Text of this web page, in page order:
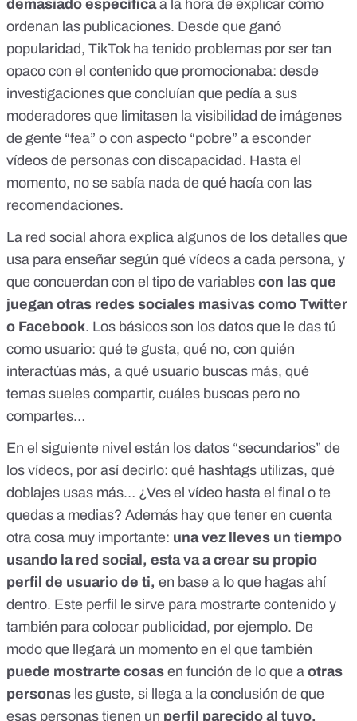
demasiado específicaa la hora de explicar cómo
ordenan las publicaciones. Desde que ganó
popularidad, TikTok ha tenido problemas por ser tan
opaco con el contenido que promocionaba: desde
investigaciones que concluían que pedía a sus
moderadores que limitasen la visibilidad de imágenes
de gente “fea” o con aspecto “pobre” a esconder
vídeos de personas con discapacidad. Hasta el
momento, no se sabía nada de qué hacía con las
recomendaciones.
La red social ahora explica algunos de los detalles que
usa para enseñar según qué vídeos a cada persona, y
que concuerdan con el tipo de variables con las que
juegan otras redes sociales masivas como Twitter
o Facebook. Los básicos son los datos que le das tú
como usuario: qué te gusta, qué no, con quién
interactúas más, a qué usuario buscas más, qué
temas sueles compartir, cuáles buscas pero no
compartes…
En el siguiente nivel están los datos “secundarios” de
los vídeos, por así decirlo: qué hashtags utilizas, qué
doblajes usas más… ¿Ves el vídeo hasta el final o te
quedas a medias? Además hay que tener en cuenta
otra cosa muy importante: una vez lleves un tiempo
usando la red social, esta va a crear su propio
perfil de usuario de ti, en base a lo que hagas ahí
dentro. Este perfil le sirve para mostrarte contenido y
también para colocar publicidad, por ejemplo. De
modo que llegará un momento en el que también
puede mostrarte cosas en función de lo que a otras
personas les guste, si llega a la conclusión de que
esas personas tienen un perfil parecido al tuyo.